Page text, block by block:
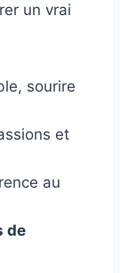
un vrai
sourire
et
au
de